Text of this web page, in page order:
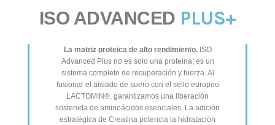
ISO ADVANCED PLUS+
La matriz proteica de alto rendimiento.ISO
Advanced Plus no es solo una proteína; es un
sistema completo de recuperación y fuerza. Al
fusionar el aislado de suero con el sello europeo
LACTOMIN®, garantizamos una liberación
sostenida de aminoácidos esenciales. La adición
estratégica de Creatina potencia la hidratación